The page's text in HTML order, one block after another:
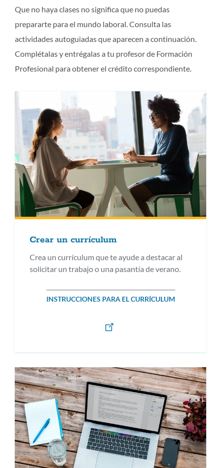
sección
Que no haya clases no significa que no puedas
prepararte para el mundo laboral. Consulta las
actividades autoguiadas que aparecen a continuación.
Complétalas y entrégalas a tu profesor de Formación
Profesional para obtener el crédito correspondiente.
Crear un currículum
Crea un currículum que te ayude a destacar al
solicitar un trabajo o una pasantía de verano.
INSTRUCCIONES PARA EL CURRÍCULUM